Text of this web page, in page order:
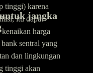
tinggi) karena
itu dapat
kenaikan harga
jangka
sentral yang
dan lingkungan
tinggi akan